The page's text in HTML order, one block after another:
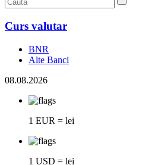
Curs valutar
BNR
Alte Banci
08.08.2026
1 EUR = lei
1 USD = lei